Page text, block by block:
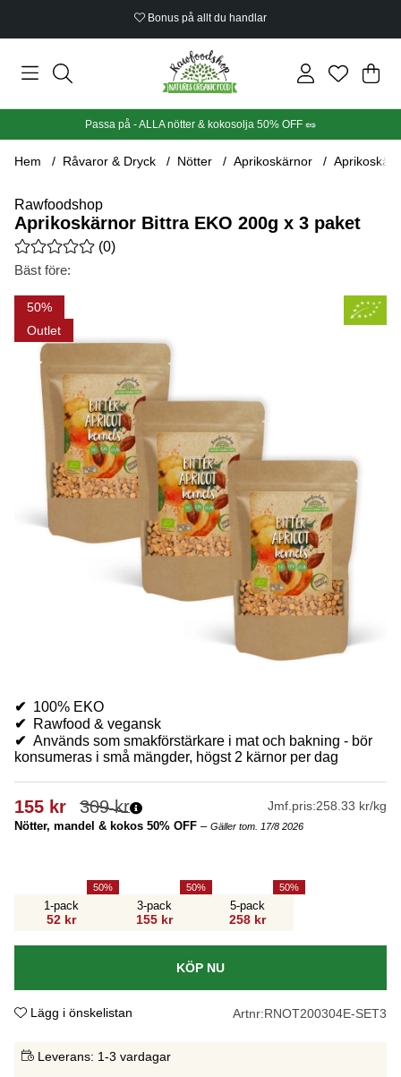
Bonus på allt du handlar
Din
.
Passa på - ALLA nötter & kokosolja 50% OFF 🥜
Hem Råvaror & Dryck Nötter Aprikoskärnor
Rawfoodshop
Aprikoskärnor Bittra EKO 200g x 3 paket
Medelbetyg 0 av 5 Antal betyg 0
(0)
Bäst före:
50
Outlet
Produktbilder Aprikoskärnor Bittra EKO 200g x 3 paket
✔ 100% EKO
✔
Rawfood & vegansk
✔ Används som smakförstärkare i mat och bakning - bör
konsumeras i små mängder, högst 2 kärnor per dag
309kr
155 kr Jmf.pris:258.33 kr/kg
Nötter, mandel & kokos 50% OFF – Gäller tom. 17/8 2026
1-pack
52 kr
50
3-pack
155 kr
50
5-pack
258 kr
50
KÖP NU
Lägg i önskelistan Artnr:RNOT200304E-SET3
Leverans: 1-3 vardagar